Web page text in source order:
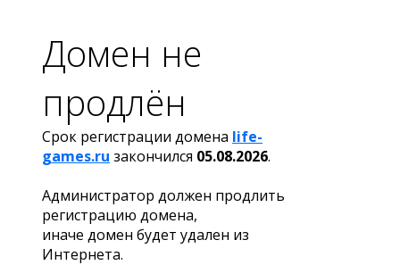
Домен не
продлён
Срок регистрации домена life-
games.ru закончился 05.08.2026.
Администратор должен продлить
регистрацию домена,
иначе домен будет удален из
Интернета.